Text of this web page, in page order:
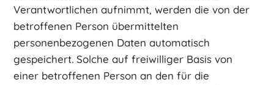
Verantwortlichen aufnimmt, werden die von der
betroffenen Person übermittelten
personenbezogenen Daten automatisch
gespeichert. Solche auf freiwilliger Basis von
einer betroffenen Person an den für die